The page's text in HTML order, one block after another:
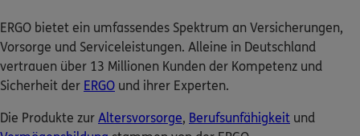
ERGO bietet ein umfassendes Spektrum an Versicherungen,
Vorsorge und Serviceleistungen. Alleine in Deutschland
vertrauen über 13 Millionen Kunden der Kompetenz und
Sicherheit der ERGO und ihrer Experten.
Die Produkte zur Altersvorsorge, Berufsunfähigkeit und